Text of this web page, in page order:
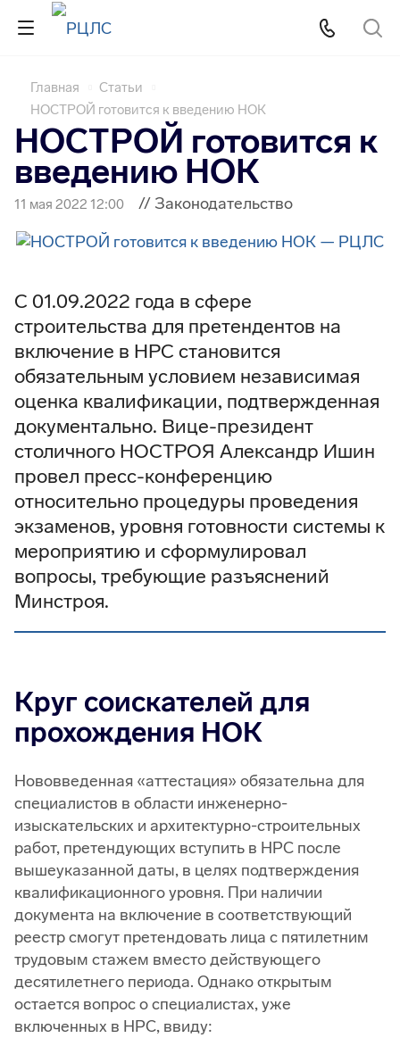
Главная
Статьи
НОСТРОЙ готовится к введению НОК
НОСТРОЙ готовится к
введению НОК
11 мая 2022 12:00 // Законодательство
С 01.09.2022 года в сфере
строительства для претендентов на
включение в НРС становится
обязательным условием независимая
оценка квалификации, подтвержденная
документально. Вице-президент
столичного НОСТРОЯ Александр Ишин
провел пресс-конференцию
относительно процедуры проведения
экзаменов, уровня готовности системы к
мероприятию и сформулировал
вопросы, требующие разъяснений
Минстроя.
Круг соискателей для
прохождения НОК
Нововведенная «аттестация» обязательна для
специалистов в области инженерно-
изыскательских и архитектурно-строительных
работ, претендующих вступить в НРС после
вышеуказанной даты, в целях подтверждения
квалификационного уровня. При наличии
документа на включение в соответствующий
реестр смогут претендовать лица с пятилетним
трудовым стажем вместо действующего
десятилетнего периода. Однако открытым
остается вопрос о специалистах, уже
включенных в НРС, ввиду: